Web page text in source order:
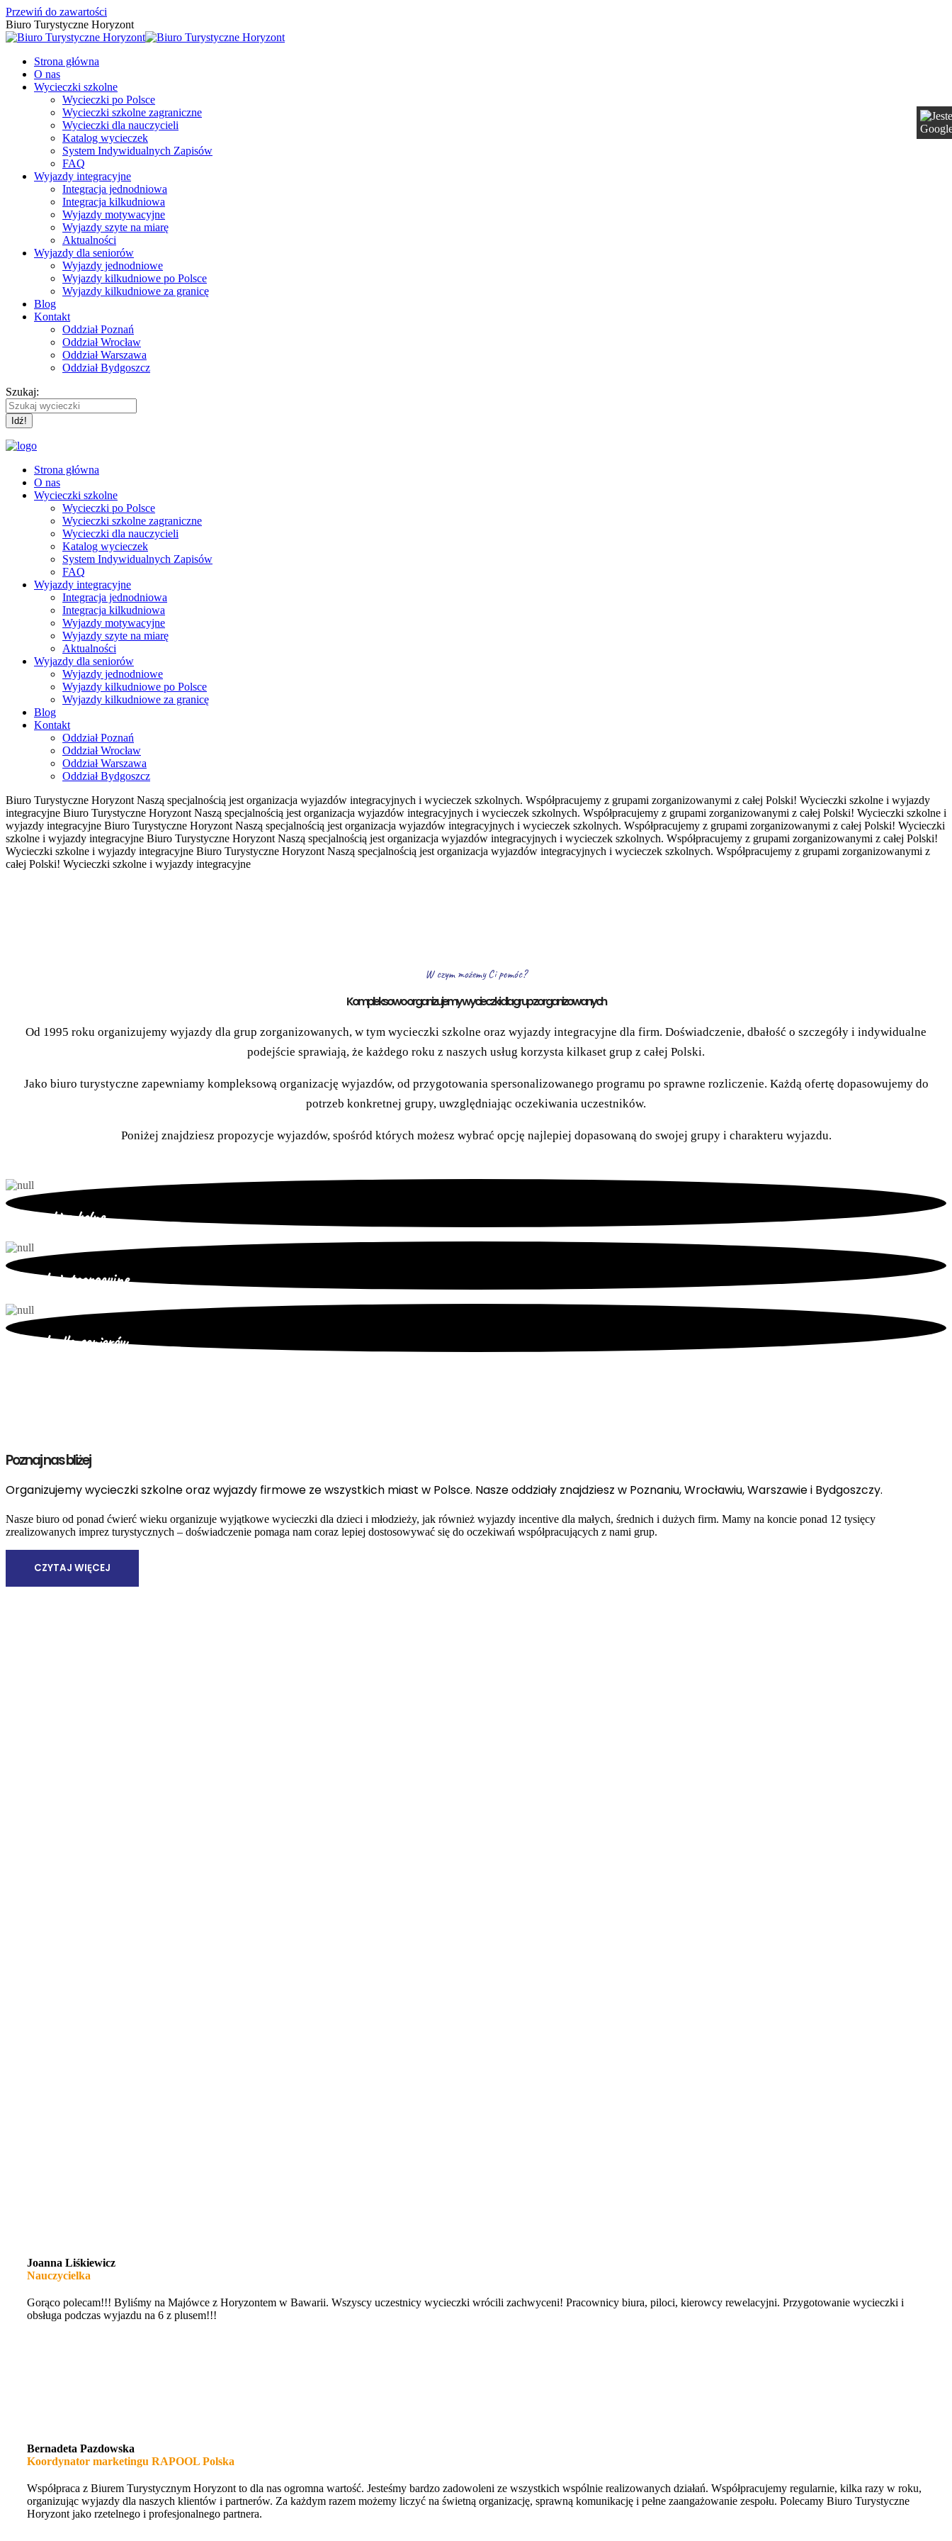
Przewiń do zawartości
Biuro Turystyczne Horyzont
Strona główna
O nas
Wycieczki szkolne
Wycieczki po Polsce
Wycieczki szkolne zagraniczne
Wycieczki dla nauczycieli
Katalog wycieczek
System Indywidualnych Zapisów
FAQ
Wyjazdy integracyjne
Integracja jednodniowa
Integracja kilkudniowa
Wyjazdy motywacyjne
Wyjazdy szyte na miarę
Aktualności
Wyjazdy dla seniorów
Wyjazdy jednodniowe
Wyjazdy kilkudniowe po Polsce
Wyjazdy kilkudniowe za granicę
Blog
Kontakt
Oddział Poznań
Oddział Wrocław
Oddział Warszawa
Oddział Bydgoszcz
Szukaj:
Strona główna
O nas
Wycieczki szkolne
Wycieczki po Polsce
Wycieczki szkolne zagraniczne
Wycieczki dla nauczycieli
Katalog wycieczek
System Indywidualnych Zapisów
FAQ
Wyjazdy integracyjne
Integracja jednodniowa
Integracja kilkudniowa
Wyjazdy motywacyjne
Wyjazdy szyte na miarę
Aktualności
Wyjazdy dla seniorów
Wyjazdy jednodniowe
Wyjazdy kilkudniowe po Polsce
Wyjazdy kilkudniowe za granicę
Blog
Kontakt
Oddział Poznań
Oddział Wrocław
Oddział Warszawa
Oddział Bydgoszcz
Biuro Turystyczne Horyzont Naszą specjalnością jest organizacja wyjazdów integracyjnych i wycieczek szkolnych. Współpracujemy z grupami zorganizowanymi z całej Polski! Wycieczki szkolne i wyjazdy
integracyjne Biuro Turystyczne Horyzont Naszą specjalnością jest organizacja wyjazdów integracyjnych i wycieczek szkolnych. Współpracujemy z grupami zorganizowanymi z całej Polski! Wycieczki szkolne i
wyjazdy integracyjne Biuro Turystyczne Horyzont Naszą specjalnością jest organizacja wyjazdów integracyjnych i wycieczek szkolnych. Współpracujemy z grupami zorganizowanymi z całej Polski! Wycieczki
szkolne i wyjazdy integracyjne Biuro Turystyczne Horyzont Naszą specjalnością jest organizacja wyjazdów integracyjnych i wycieczek szkolnych. Współpracujemy z grupami zorganizowanymi z całej Polski!
Wycieczki szkolne i wyjazdy integracyjne Biuro Turystyczne Horyzont Naszą specjalnością jest organizacja wyjazdów integracyjnych i wycieczek szkolnych. Współpracujemy z grupami zorganizowanymi z
całej Polski! Wycieczki szkolne i wyjazdy integracyjne
W czym możemy Ci pomóc?
Kompleksowo organizujemy wycieczki dla grup zorganizowanych
Od 1995 roku organizujemy wyjazdy dla grup zorganizowanych, w tym wycieczki szkolne oraz wyjazdy integracyjne dla firm. Doświadczenie, dbałość o szczegóły i indywidualne
podejście sprawiają, że każdego roku z naszych usług korzysta kilkaset grup z całej Polski.
Jako biuro turystyczne zapewniamy kompleksową organizację wyjazdów, od przygotowania spersonalizowanego programu po sprawne rozliczenie. Każdą ofertę dopasowujemy do
potrzeb konkretnej grupy, uwzględniając oczekiwania uczestników.
Poniżej znajdziesz propozycje wyjazdów, spośród których możesz wybrać opcję najlepiej dopasowaną do swojej grupy i charakteru wyjazdu.
Wycieczki szkolne
Wyjazdy integracyjne
Wyjazdy dla seniorów
Poznaj nas bliżej
Organizujemy wycieczki szkolne oraz wyjazdy firmowe ze wszystkich miast w Polsce. Nasze oddziały znajdziesz w Poznaniu, Wrocławiu, Warszawie i Bydgoszczy.
Nasze biuro od ponad ćwierć wieku organizuje wyjątkowe wycieczki dla dzieci i młodzieży, jak również wyjazdy incentive dla małych, średnich i dużych firm. Mamy na koncie ponad 12 tysięcy
zrealizowanych imprez turystycznych – doświadczenie pomaga nam coraz lepiej dostosowywać się do oczekiwań współpracujących z nami grup.
CZYTAJ WIĘCEJ
Joanna Liśkiewicz
Nauczycielka
Gorąco polecam!!! Byliśmy na Majówce z Horyzontem w Bawarii. Wszyscy uczestnicy wycieczki wrócili zachwyceni! Pracownicy biura, piloci, kierowcy rewelacyjni. Przygotowanie wycieczki i
obsługa podczas wyjazdu na 6 z plusem!!!
Bernadeta Pazdowska
Koordynator marketingu RAPOOL Polska
Współpraca z Biurem Turystycznym Horyzont to dla nas ogromna wartość. Jesteśmy bardzo zadowoleni ze wszystkich wspólnie realizowanych działań. Współpracujemy regularnie, kilka razy w roku,
organizując wyjazdy dla naszych klientów i partnerów. Za każdym razem możemy liczyć na świetną organizację, sprawną komunikację i pełne zaangażowanie zespołu. Polecamy Biuro Turystyczne
Horyzont jako rzetelnego i profesjonalnego partnera.